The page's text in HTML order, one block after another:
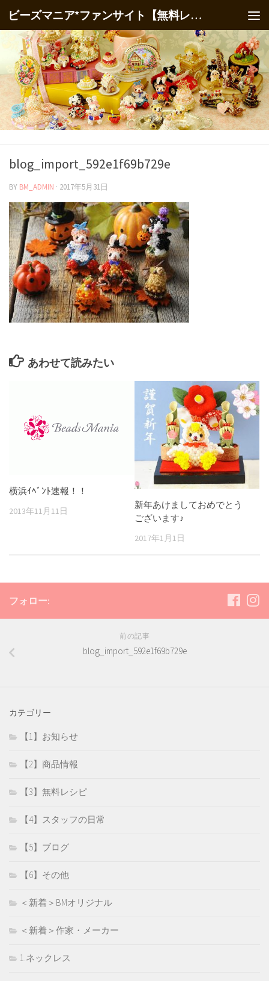
ビーズマニア*ファンサイト【無料レシピ】
blog_import_592e1f69b729e
BY BM_ADMIN · 2017年5月31日
あわせて読みたい
横浜ｲﾍﾞﾝﾄ速報！！
2013年11月11日
新年あけましておめでとう
ございます♪
2017年1月1日
フォロー:
前の記事
blog_import_592e1f69b729e
カテゴリー
【1】お知らせ
【2】商品情報
【3】無料レシピ
【4】スタッフの日常
【5】ブログ
【6】その他
＜新着＞BMオリジナル
＜新着＞作家・メーカー
1.ネックレス